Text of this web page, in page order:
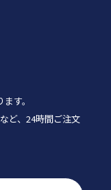
す。
ど、24時間ご注文